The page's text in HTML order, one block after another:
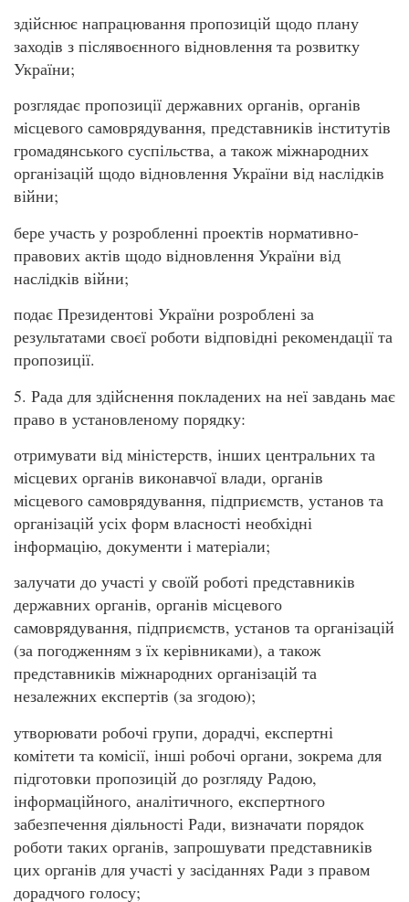
здійснює напрацювання пропозицій щодо плану
заходів з післявоєнного відновлення та розвитку
України;
розглядає пропозиції державних органів, органів
місцевого самоврядування, представників інститутів
громадянського суспільства, а також міжнародних
організацій щодо відновлення України від наслідків
війни;
бере участь у розробленні проектів нормативно-
правових актів щодо відновлення України від
наслідків війни;
подає Президентові України розроблені за
результатами своєї роботи відповідні рекомендації та
пропозиції.
5. Рада для здійснення покладених на неї завдань має
право в установленому порядку:
отримувати від міністерств, інших центральних та
місцевих органів виконавчої влади, органів
місцевого самоврядування, підприємств, установ та
організацій усіх форм власності необхідні
інформацію, документи і матеріали;
залучати до участі у своїй роботі представників
державних органів, органів місцевого
самоврядування, підприємств, установ та організацій
(за погодженням з їх керівниками), а також
представників міжнародних організацій та
незалежних експертів (за згодою);
утворювати робочі групи, дорадчі, експертні
комітети та комісії, інші робочі органи, зокрема для
підготовки пропозицій до розгляду Радою,
інформаційного, аналітичного, експертного
забезпечення діяльності Ради, визначати порядок
роботи таких органів, запрошувати представників
цих органів для участі у засіданнях Ради з правом
дорадчого голосу;